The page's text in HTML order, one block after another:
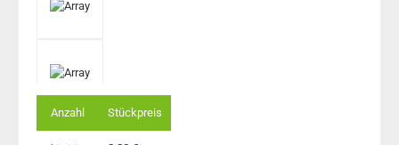
Anzahl Stückpreis